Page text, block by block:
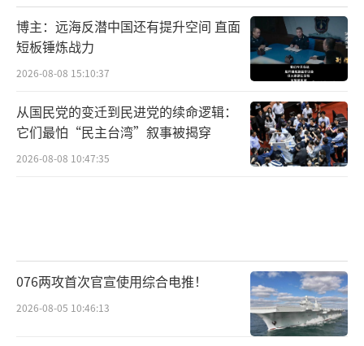
博主：远海反潜中国还有提升空间 直面
短板锤炼战力
2026-08-08 15:10:37
从国民党的变迁到民进党的续命逻辑：
它们最怕“民主台湾”叙事被揭穿
2026-08-08 10:47:35
076两攻首次官宣使用综合电推！
2026-08-05 10:46:13